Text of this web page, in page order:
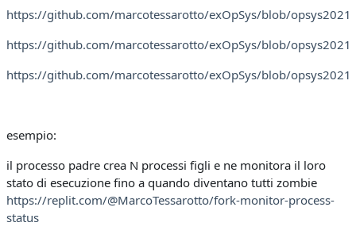
https://github.com/marcotessarotto/exOpSys/blob/
https://github.com/marcotessarotto/exOpSys/blob/
https://github.com/marcotessarotto/exOpSys/blob/
esempio:
il processo padre crea N processi figli e ne monitora il loro
stato di esecuzione fino a quando diventano tutti zombie
https://replit.com/@MarcoTessarotto/fork-monitor-process-
status